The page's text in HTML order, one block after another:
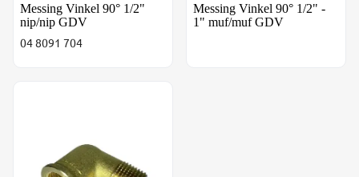
Messing Vinkel 90° 1/2"
nip/nip GDV
04 8091 704
Messing Vinkel 90° 1/2" -
1" muf/muf GDV